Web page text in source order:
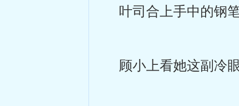
叶司合上手中的钢
顾小上看她这副冷